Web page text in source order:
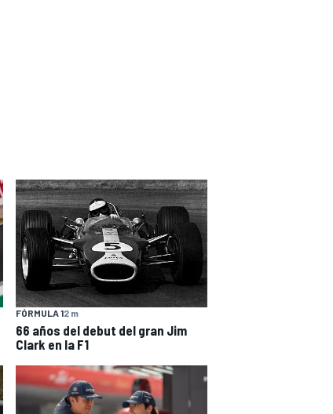
FÓRMULA 12 m
66 años del debut del gran Jim
Clark en la F1